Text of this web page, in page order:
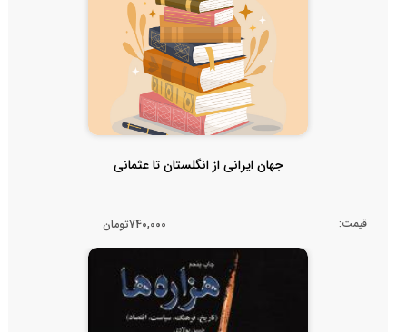
جهان ایرانی از انگلستان تا عثمانی
قیمت: 740,000تومان